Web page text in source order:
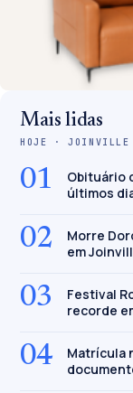
Mais lidas
HOJE · JOINVILLE
01
Obituário
últimos
02
Morre
em
03
Festival
recorde
04
Matrícula